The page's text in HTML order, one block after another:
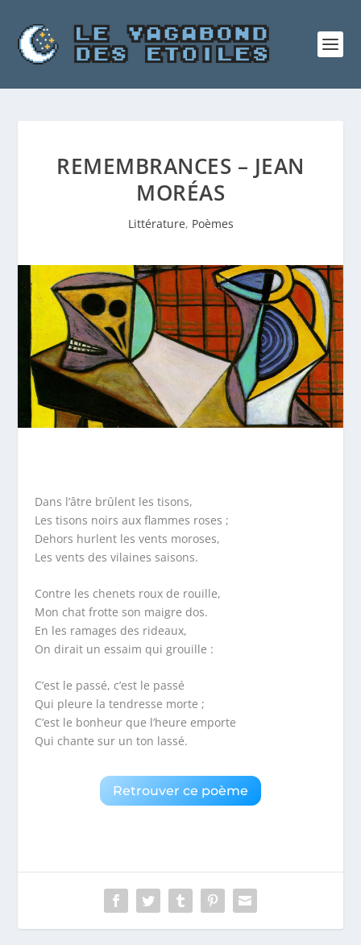
REMEMBRANCES – JEAN
MORÉAS
Littérature, Poèmes
Dans l’âtre brûlent les tisons,
Les tisons noirs aux flammes roses ;
Dehors hurlent les vents moroses,
Les vents des vilaines saisons.
Contre les chenets roux de rouille,
Mon chat frotte son maigre dos.
En les ramages des rideaux,
On dirait un essaim qui grouille :
C’est le passé, c’est le passé
Qui pleure la tendresse morte ;
C’est le bonheur que l’heure emporte
Qui chante sur un ton lassé.
Retrouver ce poème